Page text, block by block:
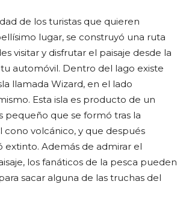
de los turistas que quieren
lugar, se construyó una ruta
visitar y disfrutar el paisaje desde la
automóvil. Dentro del lago existe
llamada Wizard, en el lado
Esta isla es producto de un
pequeño que se formó tras la
cono volcánico, y que después
Además de admirar el
los fanáticos de la pesca pueden
sacar alguna de las truchas del